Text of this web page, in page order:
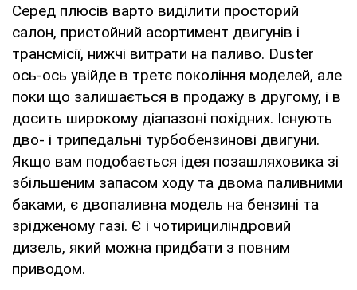
Серед плюсів варто виділити просторий
салон, пристойний асортимент двигунів і
трансмісії, нижчі витрати на паливо. Duster
ось-ось увійде в третє покоління моделей, але
поки що залишається в продажу в другому, і в
досить широкому діапазоні похідних. Існують
дво- і трипедальні турбобензинові двигуни.
Якщо вам подобається ідея позашляховика зі
збільшеним запасом ходу та двома паливними
баками, є двопаливна модель на бензині та
зрідженому газі. Є і чотирициліндровий
дизель, який можна придбати з повним
приводом.